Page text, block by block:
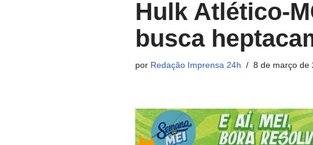
Hulk Atlético-
busca
por Redação Imprensa 24h 8 de março de